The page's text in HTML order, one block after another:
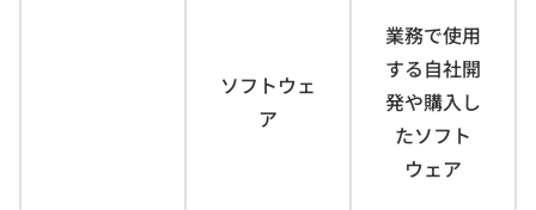
ソフトウェ
ア
業務で使用
する自社開
発や購入し
たソフト
ウェア